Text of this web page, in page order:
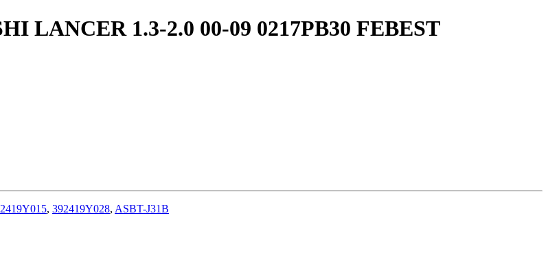
1.3-2.0 00-09 0217PB30 FEBEST
, 392419Y028, ASBT-J31B